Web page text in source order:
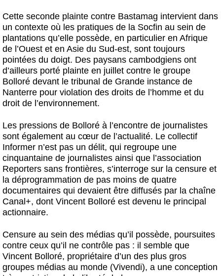
Cette seconde plainte contre Bastamag intervient dans
un contexte où les pratiques de la Socfin au sein de
plantations qu’elle possède, en particulier en Afrique
de l’Ouest et en Asie du Sud-est, sont toujours
pointées du doigt. Des paysans cambodgiens ont
d’ailleurs porté plainte en juillet contre le groupe
Bolloré devant le tribunal de Grande instance de
Nanterre pour violation des droits de l’homme et du
droit de l’environnement.
Les pressions de Bolloré à l’encontre de journalistes
sont également au cœur de l’actualité. Le collectif
Informer n’est pas un délit, qui regroupe une
cinquantaine de journalistes ainsi que l’association
Reporters sans frontières, s’interroge sur la censure et
la déprogrammation de pas moins de quatre
documentaires qui devaient être diffusés par la chaîne
Canal+, dont Vincent Bolloré est devenu le principal
actionnaire.
Censure au sein des médias qu’il possède, poursuites
contre ceux qu’il ne contrôle pas : il semble que
Vincent Bolloré, propriétaire d’un des plus gros
groupes médias au monde (Vivendi), a une conception